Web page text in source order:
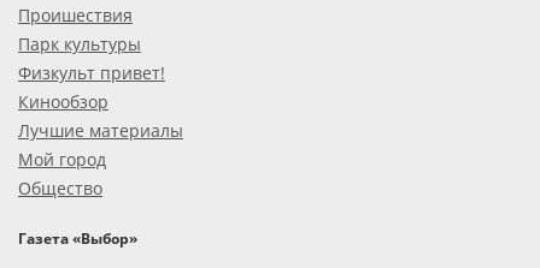
Проишествия
Парк культуры
Физкульт привет!
Кинообзор
Лучшие материалы
Мой город
Общество
Газета «Выбор»